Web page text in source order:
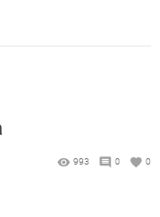
993 0 0